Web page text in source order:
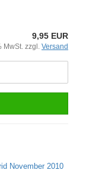
9,95 EUR
MwSt. zzgl. Versand